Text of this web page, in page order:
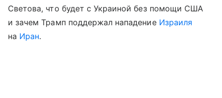
Светова, что будет с Украиной без помощи США
и зачем Трамп поддержал нападение Израиля
на Иран.